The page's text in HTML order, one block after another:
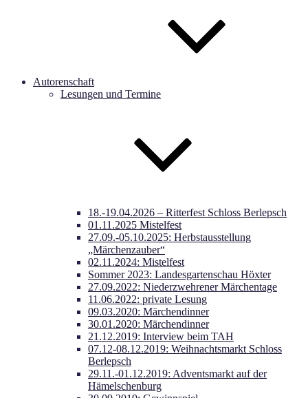
Autorenschaft
Lesungen und Termine
18.-19.04.2026 – Ritterfest Schloss Berlepsch
01.11.2025 Mistelfest
27.09.-05.10.2025: Herbstausstellung
„Märchenzauber“
02.11.2024: Mistelfest
Sommer 2023: Landesgartenschau Höxter
27.09.2022: Niederzwehrener Märchentage
11.06.2022: private Lesung
09.03.2020: Märchendinner
30.01.2020: Märchendinner
21.12.2019: Interview beim TAH
07.12-08.12.2019: Weihnachtsmarkt Schloss
Berlepsch
29.11.-01.12.2019: Adventsmarkt auf der
Hämelschenburg